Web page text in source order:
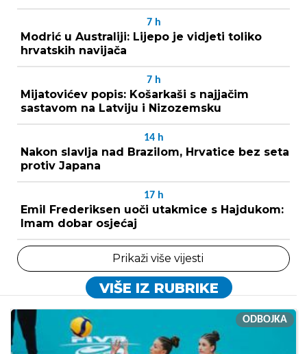
7 h
Modrić u Australiji: Lijepo je vidjeti toliko
hrvatskih navijača
7 h
Mijatovićev popis: Košarkaši s najjačim
sastavom na Latviju i Nizozemsku
14 h
Nakon slavlja nad Brazilom, Hrvatice bez seta
protiv Japana
17 h
Emil Frederiksen uoči utakmice s Hajdukom:
Imam dobar osjećaj
Prikaži više vijesti
VIŠE IZ RUBRIKE
ODBOJKA